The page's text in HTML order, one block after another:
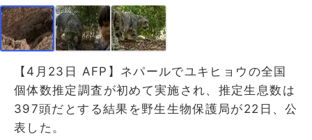
【4月23日 AFP】ネパールでユキヒョウの全国
個体数推定調査が初めて実施され、推定生息数は
397頭だとする結果を野生生物保護局が22日、公
表した。